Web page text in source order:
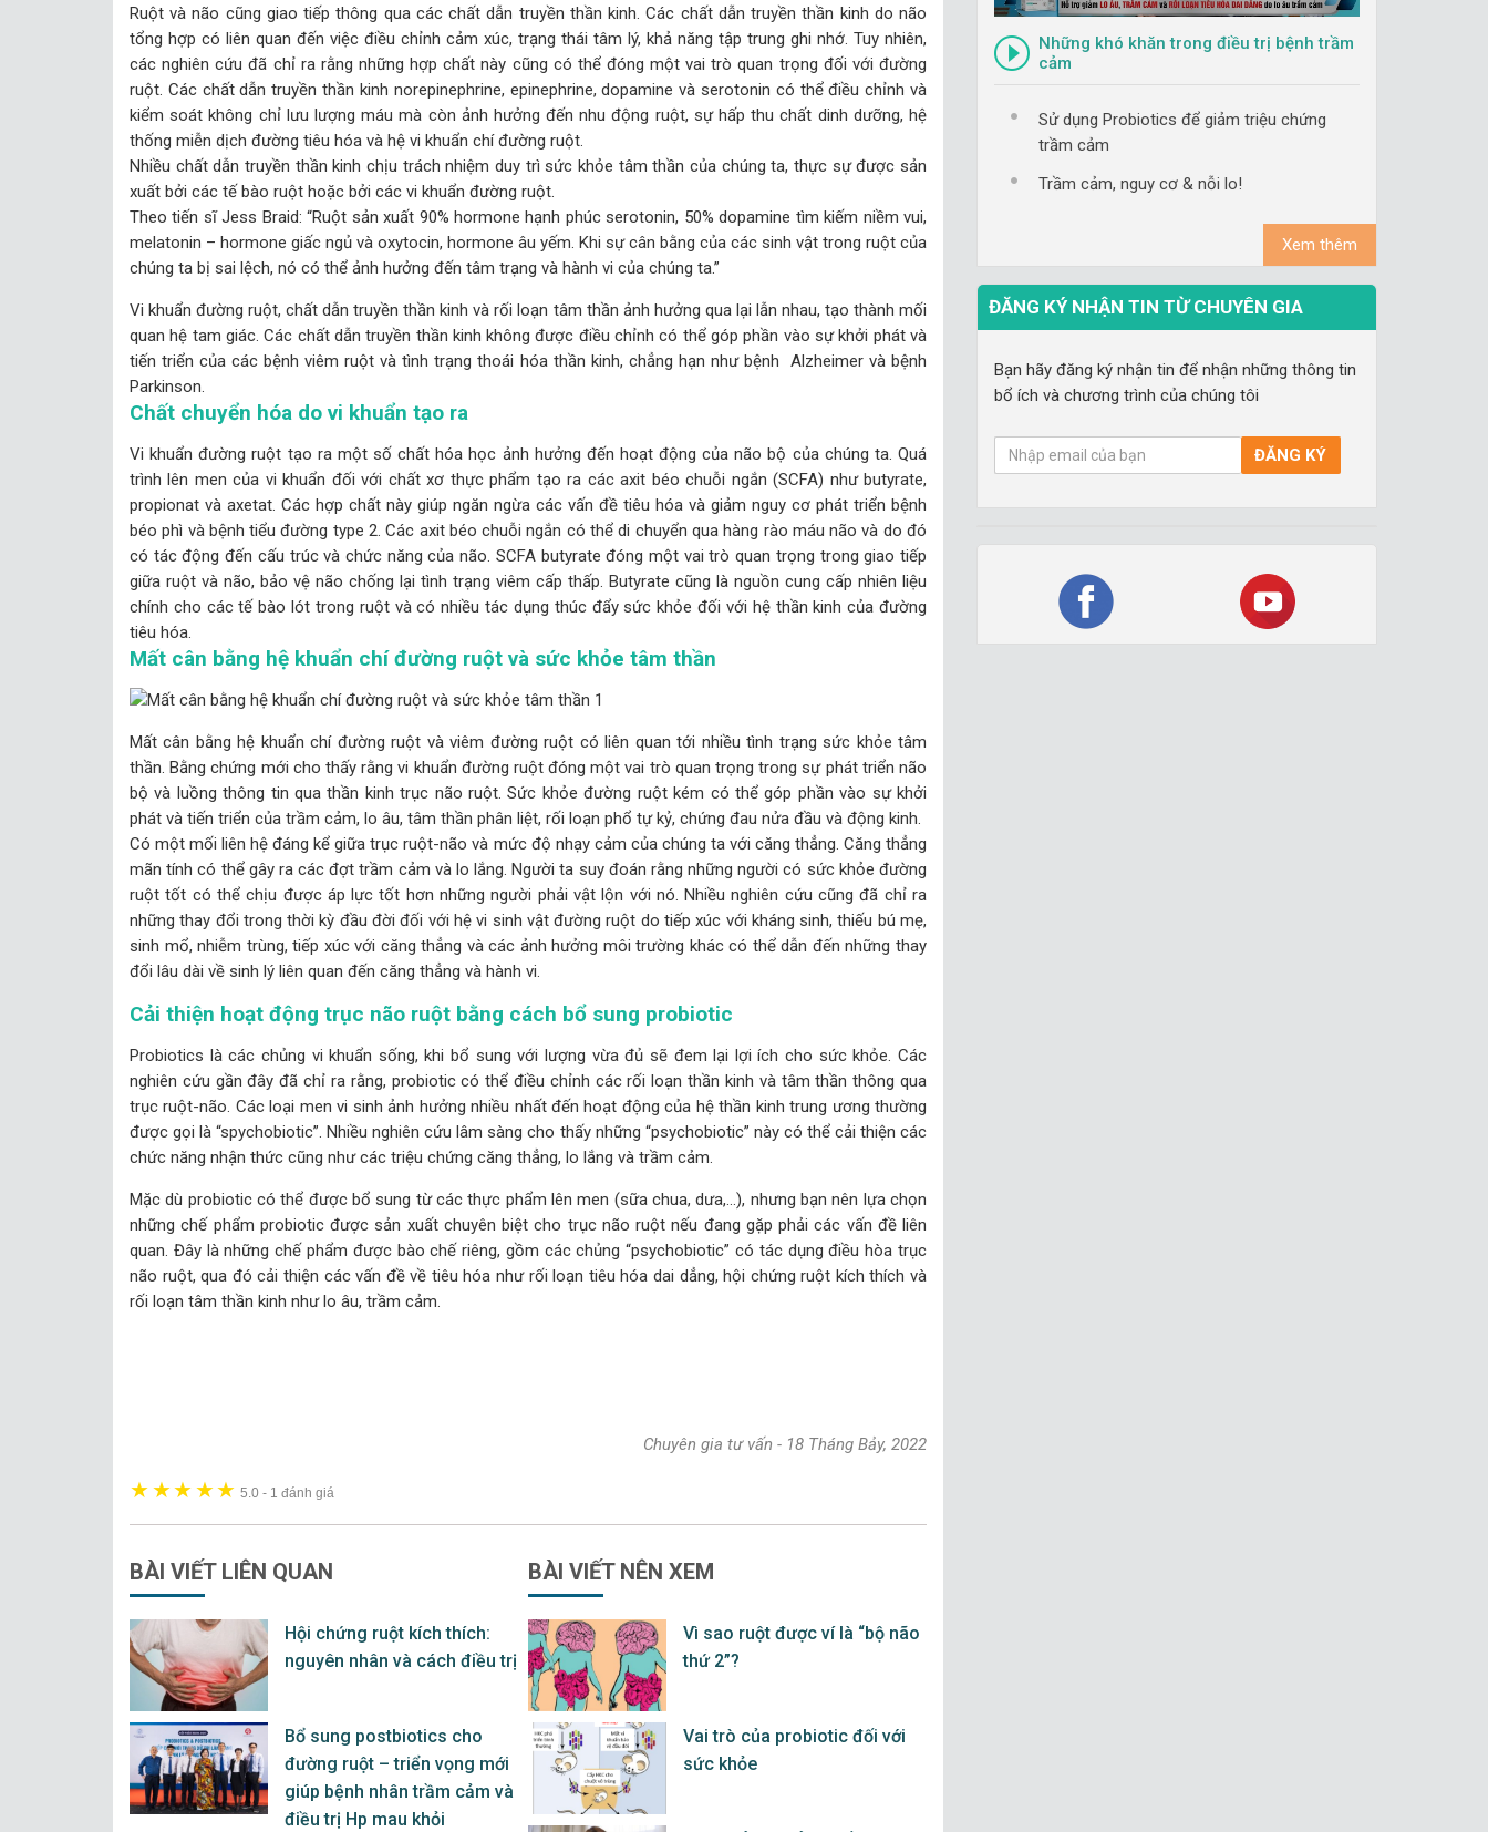
Ruột và não cũng giao tiếp thông qua các chất dẫn truyền thần kinh. Các chất dẫn truyền thần kinh do não
tổng hợp có liên quan đến việc điều chỉnh cảm xúc, trạng thái tâm lý, khả năng tập trung ghi nhớ. Tuy nhiên,
các nghiên cứu đã chỉ ra rằng những hợp chất này cũng có thể đóng một vai trò quan trọng đối với đường
ruột. Các chất dẫn truyền thần kinh norepinephrine, epinephrine, dopamine và serotonin có thể điều chỉnh và
kiểm soát không chỉ lưu lượng máu mà còn ảnh hưởng đến nhu động ruột, sự hấp thu chất dinh dưỡng, hệ
thống miễn dịch đường tiêu hóa và hệ vi khuẩn chí đường ruột.
Nhiều chất dẫn truyền thần kinh chịu trách nhiệm duy trì sức khỏe tâm thần của chúng ta, thực sự được sản
xuất bởi các tế bào ruột hoặc bởi các vi khuẩn đường ruột.
Theo tiến sĩ Jess Braid: “Ruột sản xuất 90% hormone hạnh phúc serotonin, 50% dopamine tìm kiếm niềm vui,
melatonin – hormone giấc ngủ và oxytocin, hormone âu yếm. Khi sự cân bằng của các sinh vật trong ruột của
chúng ta bị sai lệch, nó có thể ảnh hưởng đến tâm trạng và hành vi của chúng ta.”
Vi khuẩn đường ruột, chất dẫn truyền thần kinh và rối loạn tâm thần ảnh hưởng qua lại lẫn nhau, tạo thành mối
quan hệ tam giác. Các chất dẫn truyền thần kinh không được điều chỉnh có thể góp phần vào sự khởi phát và
tiến triển của các bệnh viêm ruột và tình trạng thoái hóa thần kinh, chẳng hạn như bệnh Alzheimer và bệnh
Parkinson.
Chất chuyển hóa do vi khuẩn tạo ra
Vi khuẩn đường ruột tạo ra một số chất hóa học ảnh hưởng đến hoạt động của não bộ của chúng ta. Quá
trình lên men của vi khuẩn đối với chất xơ thực phẩm tạo ra các axit béo chuỗi ngắn (SCFA) như butyrate,
propionat và axetat. Các hợp chất này giúp ngăn ngừa các vấn đề tiêu hóa và giảm nguy cơ phát triển bệnh
béo phì và bệnh tiểu đường type 2. Các axit béo chuỗi ngắn có thể di chuyển qua hàng rào máu não và do đó
có tác động đến cấu trúc và chức năng của não. SCFA butyrate đóng một vai trò quan trọng trong giao tiếp
giữa ruột và não, bảo vệ não chống lại tình trạng viêm cấp thấp. Butyrate cũng là nguồn cung cấp nhiên liệu
chính cho các tế bào lót trong ruột và có nhiều tác dụng thúc đẩy sức khỏe đối với hệ thần kinh của đường
tiêu hóa.
Mất cân bằng hệ khuẩn chí đường ruột và sức khỏe tâm thần
Mất cân bằng hệ khuẩn chí đường ruột và viêm đường ruột có liên quan tới nhiều tình trạng sức khỏe tâm
thần. Bằng chứng mới cho thấy rằng vi khuẩn đường ruột đóng một vai trò quan trọng trong sự phát triển não
bộ và luồng thông tin qua thần kinh trục não ruột. Sức khỏe đường ruột kém có thể góp phần vào sự khởi
phát và tiến triển của trầm cảm, lo âu, tâm thần phân liệt, rối loạn phổ tự kỷ, chứng đau nửa đầu và động kinh.
Có một mối liên hệ đáng kể giữa trục ruột-não và mức độ nhạy cảm của chúng ta với căng thẳng. Căng thẳng
mãn tính có thể gây ra các đợt trầm cảm và lo lắng. Người ta suy đoán rằng những người có sức khỏe đường
ruột tốt có thể chịu được áp lực tốt hơn những người phải vật lộn với nó. Nhiều nghiên cứu cũng đã chỉ ra
những thay đổi trong thời kỳ đầu đời đối với hệ vi sinh vật đường ruột do tiếp xúc với kháng sinh, thiếu bú mẹ,
sinh mổ, nhiễm trùng, tiếp xúc với căng thẳng và các ảnh hưởng môi trường khác có thể dẫn đến những thay
đổi lâu dài về sinh lý liên quan đến căng thẳng và hành vi.
Cải thiện hoạt động trục não ruột bằng cách bổ sung probiotic
Probiotics là các chủng vi khuẩn sống, khi bổ sung với lượng vừa đủ sẽ đem lại lợi ích cho sức khỏe. Các
nghiên cứu gần đây đã chỉ ra rằng, probiotic có thể điều chỉnh các rối loạn thần kinh và tâm thần thông qua
trục ruột-não. Các loại men vi sinh ảnh hưởng nhiều nhất đến hoạt động của hệ thần kinh trung ương thường
được gọi là “spychobiotic”. Nhiều nghiên cứu lâm sàng cho thấy những “psychobiotic” này có thể cải thiện các
chức năng nhận thức cũng như các triệu chứng căng thẳng, lo lắng và trầm cảm.
Mặc dù probiotic có thể được bổ sung từ các thực phẩm lên men (sữa chua, dưa,…), nhưng bạn nên lựa chọn
những chế phẩm probiotic được sản xuất chuyên biệt cho trục não ruột nếu đang gặp phải các vấn đề liên
quan. Đây là những chế phẩm được bào chế riêng, gồm các chủng “psychobiotic” có tác dụng điều hòa trục
não ruột, qua đó cải thiện các vấn đề về tiêu hóa như rối loạn tiêu hóa dai dẳng, hội chứng ruột kích thích và
rối loạn tâm thần kinh như lo âu, trầm cảm.
Chuyên gia tư vấn - 18 Tháng Bảy, 2022
★★★★★ 5.0- 1 đánh giá
BÀI VIẾT LIÊN QUAN
Hội chứng ruột kích thích:
nguyên nhân và cách điều trị
Bổ sung postbiotics cho
đường ruột – triển vọng mới
giúp bệnh nhân trầm cảm và
điều trị Hp mau khỏi
BÀI VIẾT NÊN XEM
Vì sao ruột được ví là “bộ não
thứ 2”?
Vai trò của probiotic đối với
sức khỏe
Những khó khăn trong điều trị bệnh trầm
cảm
Sử dụng Probiotics để giảm triệu chứng
trầm cảm
Trầm cảm, nguy cơ & nỗi lo!
Xem thêm
ĐĂNG KÝ NHẬN TIN TỪ CHUYÊN GIA
Bạn hãy đăng ký nhận tin để nhận những thông tin
bổ ích và chương trình của chúng tôi